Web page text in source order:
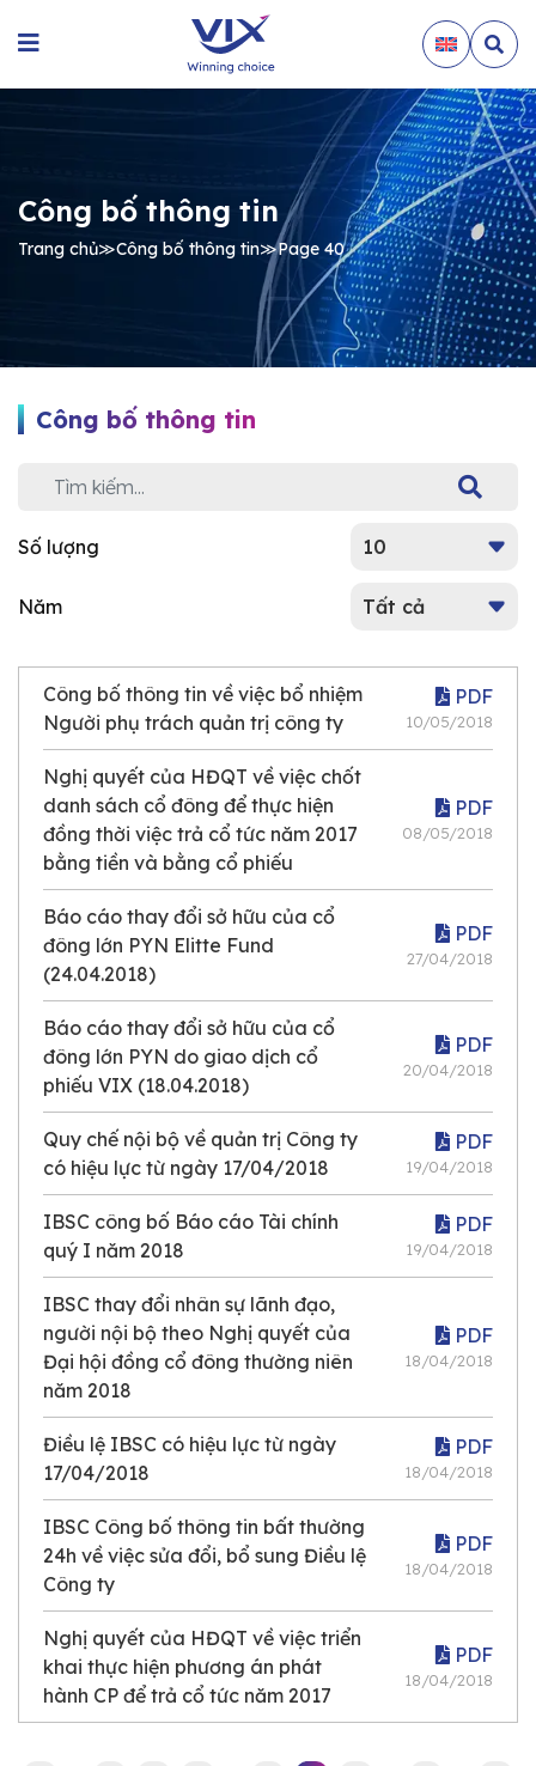
Công bố thông tin
Trang chủ≫Công bố thông tin≫Page 40
Công bố thông tin
Số lượng
Năm
Công bố thông tin về việc bổ nhiệm
Người phụ trách quản trị công ty
PDF
10/05/2018
Nghị quyết của HĐQT về việc chốt
danh sách cổ đông để thực hiện
đồng thời việc trả cổ tức năm 2017
bằng tiền và bằng cổ phiếu
PDF
08/05/2018
Báo cáo thay đổi sở hữu của cổ
đông lớn PYN Elitte Fund
(24.04.2018)
PDF
27/04/2018
Báo cáo thay đổi sở hữu của cổ
đông lớn PYN do giao dịch cổ
phiếu VIX (18.04.2018)
PDF
20/04/2018
Quy chế nội bộ về quản trị Công ty
có hiệu lực từ ngày 17/04/2018
PDF
19/04/2018
IBSC công bố Báo cáo Tài chính
quý I năm 2018
PDF
19/04/2018
IBSC thay đổi nhân sự lãnh đạo,
người nội bộ theo Nghị quyết của
Đại hội đồng cổ đông thường niên
năm 2018
PDF
18/04/2018
Điều lệ IBSC có hiệu lực từ ngày
17/04/2018
PDF
18/04/2018
IBSC Công bố thông tin bất thường
24h về việc sửa đổi, bổ sung Điều lệ
Công ty
PDF
18/04/2018
Nghị quyết của HĐQT về việc triển
khai thực hiện phương án phát
hành CP để trả cổ tức năm 2017
PDF
18/04/2018